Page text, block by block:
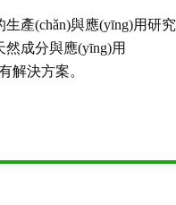
產(chǎn)與應(yīng)用研究
然成分與應(yīng)用
解決方案。